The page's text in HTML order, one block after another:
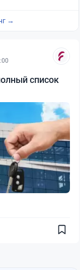
→
список